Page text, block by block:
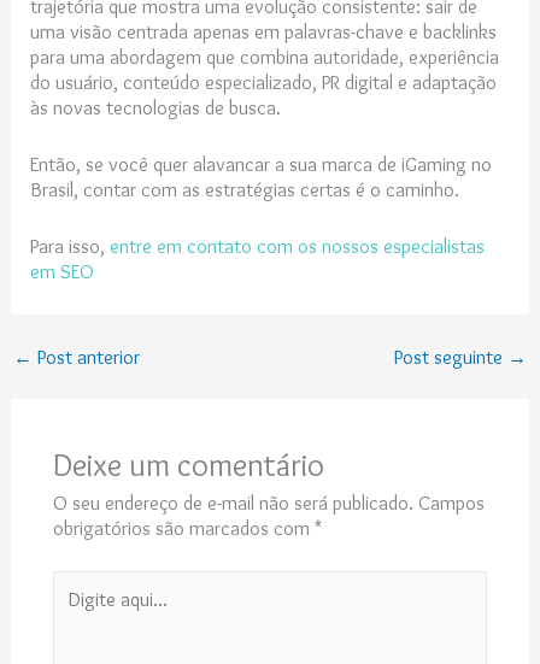
trajetória que mostra uma evolução consistente: sair de
uma visão centrada apenas em palavras-chave e backlinks
para uma abordagem que combina autoridade, experiência
do usuário, conteúdo especializado, PR digital e adaptação
às novas tecnologias de busca.
Então, se você quer alavancar a sua marca de iGaming no
Brasil, contar com as estratégias certas é o caminho.
Para isso,entre em contato com os nossos especialistas
em SEO
← Post anterior Post seguinte →
Deixe um comentário
O seu endereço de e-mail não será publicado. Campos
obrigatórios são marcados com *
aqui...